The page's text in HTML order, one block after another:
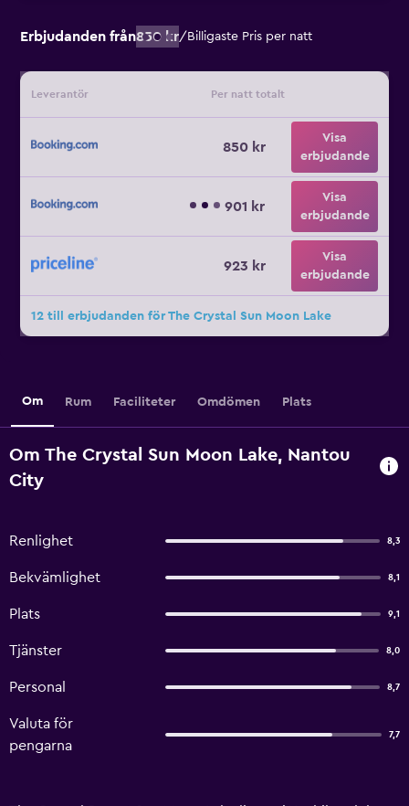
Erbjudanden från850 kr/ Billigaste Pris per natt
Leverantör Per natt totalt
850 kr
Visa
erbjudande
901 kr
Visa
erbjudande
923 kr
Visa
erbjudande
12 till erbjudanden för The Crystal Sun Moon Lake
Om Rum Faciliteter Omdömen Plats
Om The Crystal Sun Moon Lake, Nantou
City
Renlighet 8,3
Bekvämlighet 8,1
Plats 9,1
Tjänster 8,0
Personal 8,7
Valuta för
pengarna
7,7